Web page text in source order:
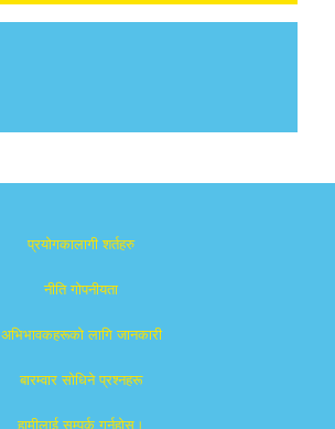
प्रयोगकालागी शर्तहरु
नीति गोपनीयता
अभिभावकहरूको लागि जानकारी
बारम्वार साेधिने प्रश्नहरू
हामीलाई सम्पर्क गर्नुहोस्।